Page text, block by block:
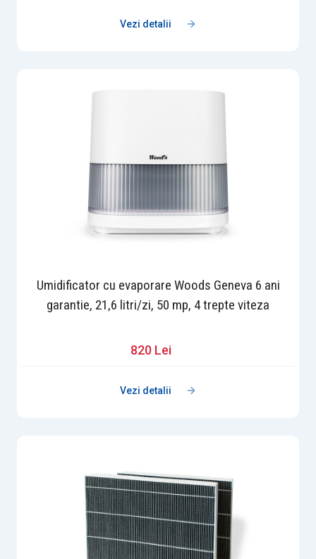
Vezi detalii
Umidificator cu evaporare Woods Geneva 6 ani
garantie, 21,6 litri/zi, 50 mp, 4 trepte viteza
820 Lei
Vezi detalii